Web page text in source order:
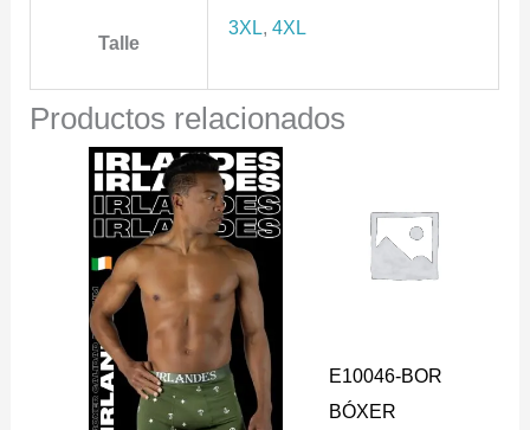
Talle
3XL, 4XL
Productos relacionados
Este
producto
tiene
múltiples
variantes.
Las
opciones
se
E10046-BOR
BÓXER
múltiples
opciones